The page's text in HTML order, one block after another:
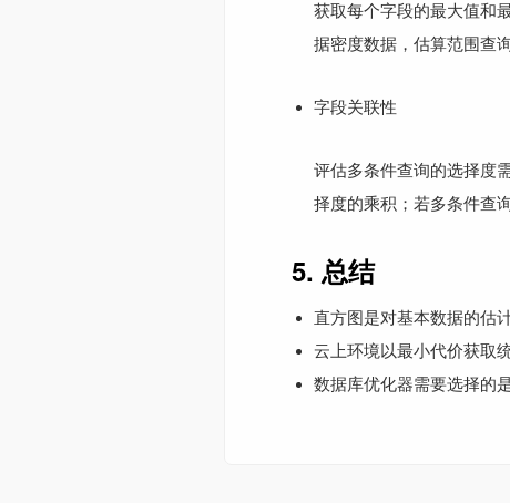
获取每个字段的最大值和
据密度数据，估算范围查
字段关联性
评估多条件查询的选择度
择度的乘积；若多条件查
5. 总结
直方图是对基本数据的估
云上环境以最小代价获取
数据库优化器需要选择的